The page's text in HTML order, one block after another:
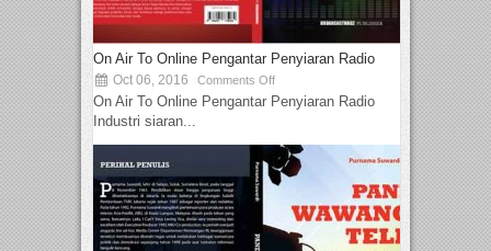
On Air To Online Pengantar Penyiaran Radio
Oct 06, 2016 Comments Off
On Air To Online Pengantar Penyiaran Radio
Industri siaran...